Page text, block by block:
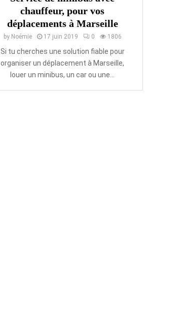
chauffeur, pour vos
déplacements à Marseille
by Noémie 17 juin 2019 0 1806
Si tu cherches une solution fiable pour
organiser un déplacement à Marseille,
louer un minibus, un car ou une...